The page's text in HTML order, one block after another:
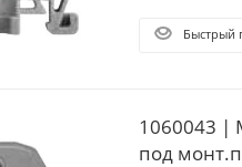
Быстрый
1060043 |
под